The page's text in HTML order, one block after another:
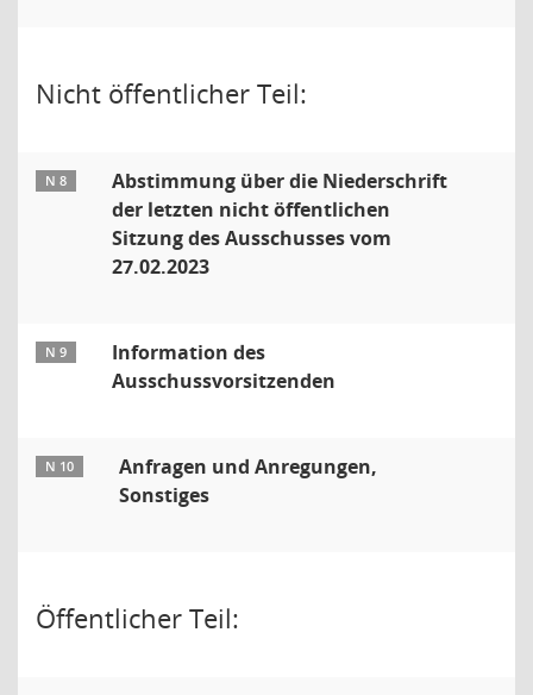
Nicht öffentlicher Teil:
N 8
Abstimmung über die Niederschrift
der letzten nicht öffentlichen
Sitzung des Ausschusses vom
27.02.2023
N 9
Information des
Ausschussvorsitzenden
N 10
Anfragen und Anregungen,
Sonstiges
Öffentlicher Teil: